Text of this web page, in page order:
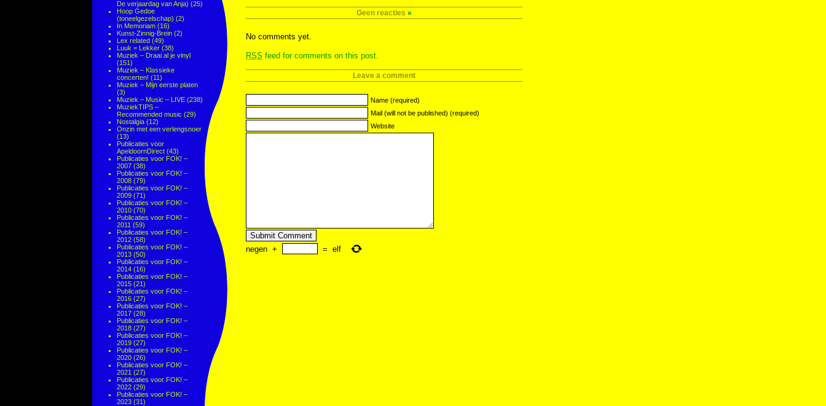
De verjaardag van Anja) (25)
Hoop Gedoe
(toneelgezelschap) (2)
In Memoriam (16)
Kunst-Zinnig-Brein (2)
Lex related (49)
Luuk = Lekker (38)
Muziek – Draai al je vinyl
(151)
Muziek – Klassieke
concerten! (11)
Muziek – Mijn eerste platen
(3)
Muziek – Music – LIVE (238)
MuziekTIPS –
Recommended music (29)
Nostalgia (12)
Onzin met een verlengsnoer
(13)
Publicaties voor
ApeldoornDirect (43)
Publicaties voor FOK! –
2007 (38)
Publicaties voor FOK! –
2008 (79)
Publicaties voor FOK! –
2009 (71)
Publicaties voor FOK! –
2010 (70)
Publicaties voor FOK! –
2011 (59)
Publicaties voor FOK! –
2012 (58)
Publicaties voor FOK! –
2013 (50)
Publicaties voor FOK! –
2014 (16)
Publicaties voor FOK! –
2015 (21)
Publicaties voor FOK! –
2016 (27)
Publicaties voor FOK! –
2017 (28)
Publicaties voor FOK! –
2018 (27)
Publicaties voor FOK! –
2019 (27)
Publicaties voor FOK! –
2020 (26)
Publicaties voor FOK! –
2021 (27)
Publicaties voor FOK! –
2022 (29)
Publicaties voor FOK! –
2023 (31)
Geen reacties »
No comments yet.
RSS feed for comments on this post.
Leave a comment
Name (required)
Mail (will not be published) (required)
Website
negen + = elf